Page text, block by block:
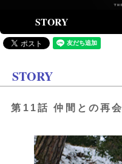
STORY
STORY
第11話 仲間との再会